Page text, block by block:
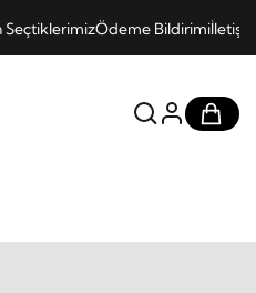
SeçtiklerimizÖdeme Bildirimi